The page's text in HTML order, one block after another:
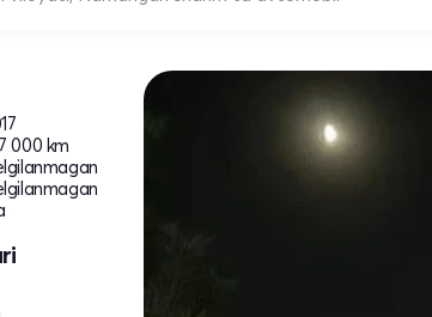
000 km